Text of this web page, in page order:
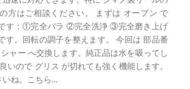
方はご相談ください。 まずは オープン で
す：①完全バラ ②完全洗浄 ③完全磨き上げ
。回転の調子を整えます。 今回は 部品番
ャー へ交換します。純正品は水を吸ってし
ので グリス が切れても強く機能します。
ね。こちら...